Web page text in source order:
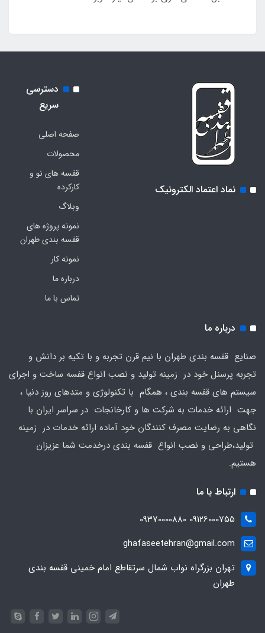
نماد اعتماد الکترونیک
دسترسی
سریع
صفحه اصلی
محصولات
قفسه های نو و
کارکرده
وبلاگ
نمونه پروژه های
قفسه بندی طهران
نمونه کار
درباره ما
تماس با ما
درباره ما
صنایع قفسه بندی طهران با نیم قرن تجربه و با تکیه بر دانش و
تجربه پرسنل خود در زمینه تولید و نصب انواع قفسه ساخت و اجرای
سیستم های قفسه بندی ، همگام با تکنولوژی و متدهای روز دنیا ،
جهت ارائه خدمات به شرکت ها و کارخانجات در سراسر ایران با
نگاهی به رضایت مصرف کنندگان خود آماده ارائه خدمات در زمینه
تولید،طراحی و نصب انواع قفسه بندی درخدمت شما عزیزان
هستیم.
ارتباط با ما
09126000755 09370000880
ghafaseetehran@gmail.com
تهران بزرگراه نواب شمال سرتقاطع امام خمینی قفسه بندی
طهران